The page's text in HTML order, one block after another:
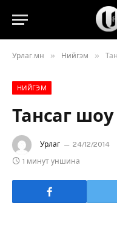
Урлаг.мн » Нийгэм »
НИЙГЭМ
Тансаг
Урлаг 24/12/2014
1 минут уншина